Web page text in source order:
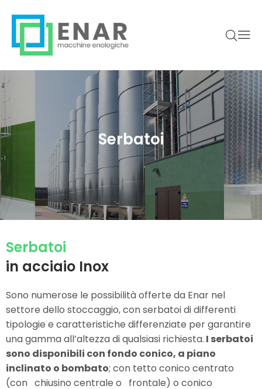
Serbatoi
Serbatoi
in acciaio Inox
Sono numerose le possibilità offerte da Enar nel
settore dello stoccaggio, con serbatoi di differenti
tipologie e caratteristiche differenziate per garantire
una gamma all’altezza di qualsiasi richiesta. I serbatoi
sono disponibili con fondo conico, a piano
inclinato o bombato; con tetto conico centrato
(con chiusino centrale o frontale) o conico